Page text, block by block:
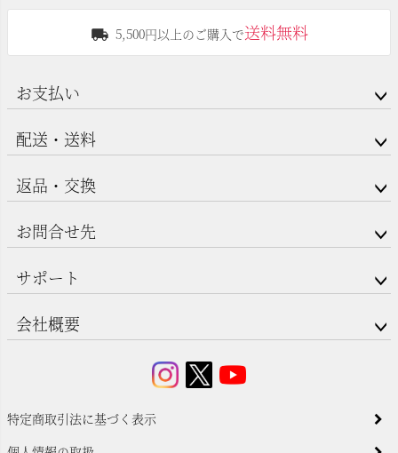
5,500円以上のご購入で送料無料
お支払い
配送・送料
返品・交換
お問合せ先
サポート
会社概要
特定商取引法に基づく表示